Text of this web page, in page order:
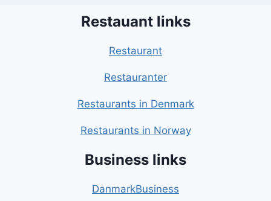
Restauant links
Restaurant
Restauranter
Restaurants in Denmark
Restaurants in Norway
Business links
DanmarkBusiness